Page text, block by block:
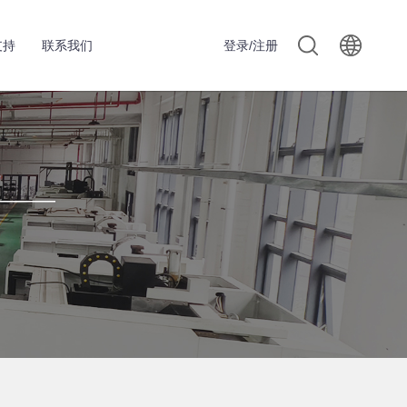
持 联系我们 登录/注册